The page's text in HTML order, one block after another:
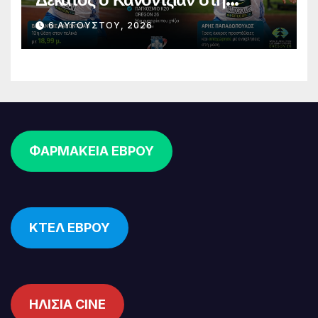
σφαιροβολία – Άτυχος ο
Παπαδόπουλος στον τελικό
6 ΑΥΓΟΎΣΤΟΥ, 2026
ΦΑΡΜΑΚΕΙΑ ΕΒΡΟΥ
ΚΤΕΛ ΕΒΡΟΥ
ΗΛΙΣΙΑ CINE